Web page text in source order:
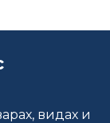
видах и